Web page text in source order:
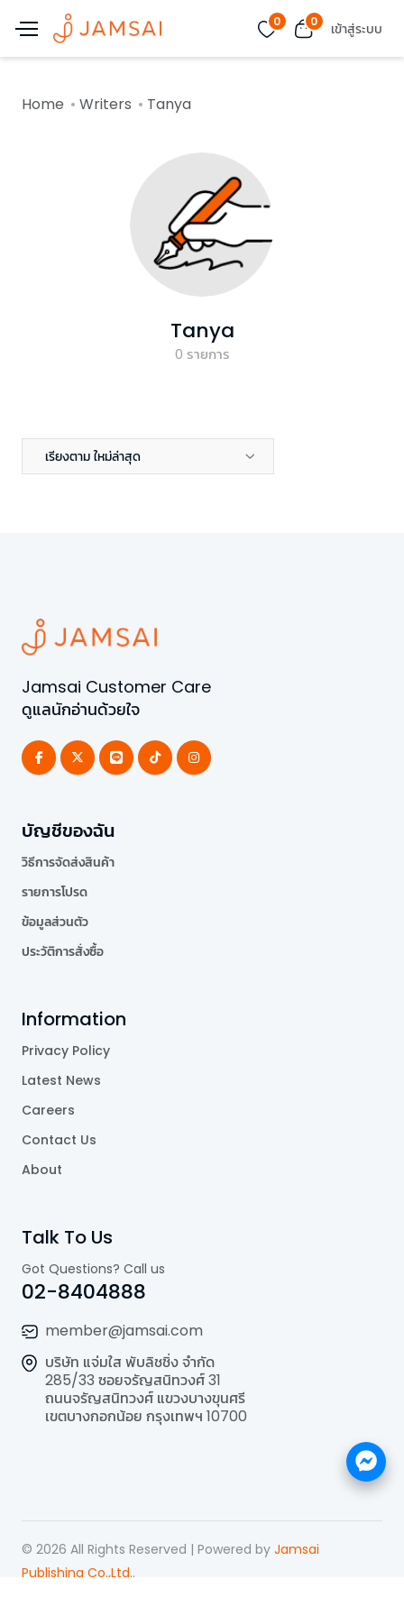
0 0 เข้าสู่ระบบ
Home Writers Tanya
Tanya
0 รายการ
เรียงตาม ใหม่ล่าสุด
Jamsai Customer Care
ดูแลนักอ่านด้วยใจ
บัญชีของฉัน
วิธีการจัดส่งสินค้า
รายการโปรด
ข้อมูลส่วนตัว
ประวัติการสั่งซื้อ
Information
Privacy Policy
Latest News
Careers
Contact Us
About
Talk To Us
Got Questions? Call us
02-8404888
member@jamsai.com
บริษัท แจ่มใส พับลิชชิ่ง จำกัด
285/33 ซอยจรัญสนิทวงศ์ 31
ถนนจรัญสนิทวงศ์ แขวงบางขุนศรี
เขตบางกอกน้อย กรุงเทพฯ 10700
© 2026 All Rights Reserved | Powered by Jamsai
Publishing Co.,Ltd..